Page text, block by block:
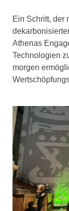
Ein Schritt, der
Athenas
Technologien
morgen